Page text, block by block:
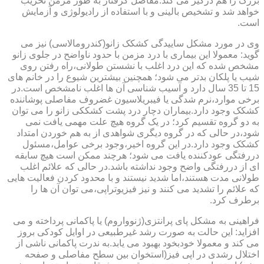
خواهد شد و تشخیص بالینی و با استفاده از رادیولوژی و آزمایش
است.
وی در مورد مشکل ساییدگی کشکک زانو(کندرومالاسی) نیز می
گوید: معمولا این بیماری با درد مزمن با حدود ناواضح در جلوی زانو
مشخص شده که این درد اغلب با نشستن طولانی،راه رفتن روی
شیب یا پلکان بدتر می شود؛ همچنین بیشترین شیوع را در خانم های
15 تا 35 سال دارد و آسیب شناسی آن ها اغلب نامشخص است.در
برخی موارد،نرم شدگی یا فیبریلاسیون غضروف مفاصلی پوشاننده
کشکک وجود دارد.بیماران دچار درد پشت کشککی زانو را می توان
به دو گروه تقسیم کرد؛ در یک گروه هیچ علت مهمی یافت نمی
شود،در حالی که در گروه دیگری شواهدی از به هم خوردن امتداد
کشکک وجود دارد.در این گروه اخیر،وجود برخی عوامل،مسئول
دررفتگی عودکننده یافت می شود؛ هرچند ممکن است هیچ سابقه
ای از دررفتگی واضح وجود نداشته باشد.در حالی که علائم اغلب
طولانی مدت هستند،اما شدید نیستند و با محدود کردن فعالیت هایی
که علائم را تشدید می کنند و نیز فیزیوتراپی،می توان آن ها را
برطرف کرد.
فراهینی به مشکل پای پرانتزی(ژنوواروم) یا پاکمانی پرداخته و می
افزاید: این حالت به صورت رشد غیرطبیعی در اوایل کودکی بروز
می کند و معمولا خودبخود بهبود می یابد.به ندرت پاکمانی ناشی از
اختلال رشدی در اپی فیز(استخوان بین سطح مفاصلی و صفحه